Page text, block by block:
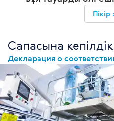
Пікір
Сапасына
Декларация о